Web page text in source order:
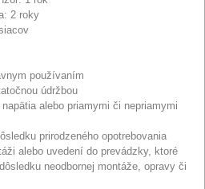
2 roky
používaním
údržbou
alebo priamymi či nepriamymi
prirodzeného opotrebovania
alebo uvedení do prevádzky, ktoré
neodbornej montáže, opravy či